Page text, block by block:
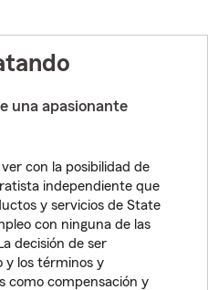
una apasionante
con la posibilidad de
independiente que
y servicios de State
con ninguna de las
decisión de ser
y los términos y
como compensación y